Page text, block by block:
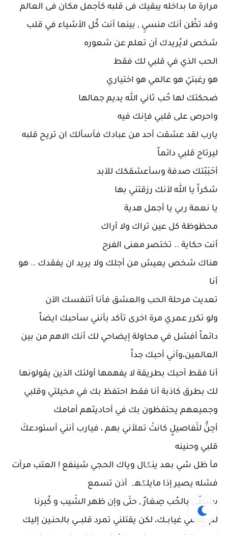
مرارة ما بداخله يبقيك فى قلبه كأجمل مكان فى العالم
وقد تظُن أنك منسيِ , بينما أنت كُل الأشياء في قلب
شخص لايُريدك أن تعلم عن شعوره
الحب الذي في قلبي لك فقط
هو رغبتيّ هو عالمي هو اختياري
ضحكتك لها حُب ثاني الله يديم جمالها
واحرص على قلبي فإنك فيه
يارب لقد عشقت أحد من عبادك فأسألك ان تريح قلبه
ليرتاح قلبي دائماً
أحَبَبّتك صدفة وسأعشقكك للآبد
شكراً يا الله لآنك رزقتني بها
يا نعمة ربي يا أجمل هدية
محظوظة كل عين تراك ولا أراك
أنت حكاية .. تختصر معنى الفرح
هناك شخص يعيش من أجلك ولا يريد ان يفقدك .. هو
أنا
تعديت مرحلة الحب والعشق فأنا أتنفسك الآن
ولو تكرر عمري مرة اخرى تأكد بأنني سأحبك ايضاً
دائماً أفشل في محاولة إيضاحي لك أنك الاهم من بين
العالمين،وأني أحبك جداً
‏أنا فقط أحبك بطريقة لا يفهمها أولئك الذين يقولونها
لك بطرق كاذبة أنا فقط احتفظ بك في مخيلتي وقلبي
وجميعهم يحتفظون بك في أحاديثهم أمامك
أحِنُّ لتَفاصيلٍ كانتْ تملأني بهم ، فيارب أنني أستودعكَ
قلبي وحنينه
مآ ظل شي بعد ينگال وياك الحجي شينفع ! العتب مرآت
فشله يصير إذا مايلگهہ أذن تسمع
سنبقَى بالحُب صِغارٌ , حتَى وإن ظهر الشَيب و كُبرنا
لم يقتلني غيابــك، لكن يقتلني تمرد قلبـــي بالحنـين إليك